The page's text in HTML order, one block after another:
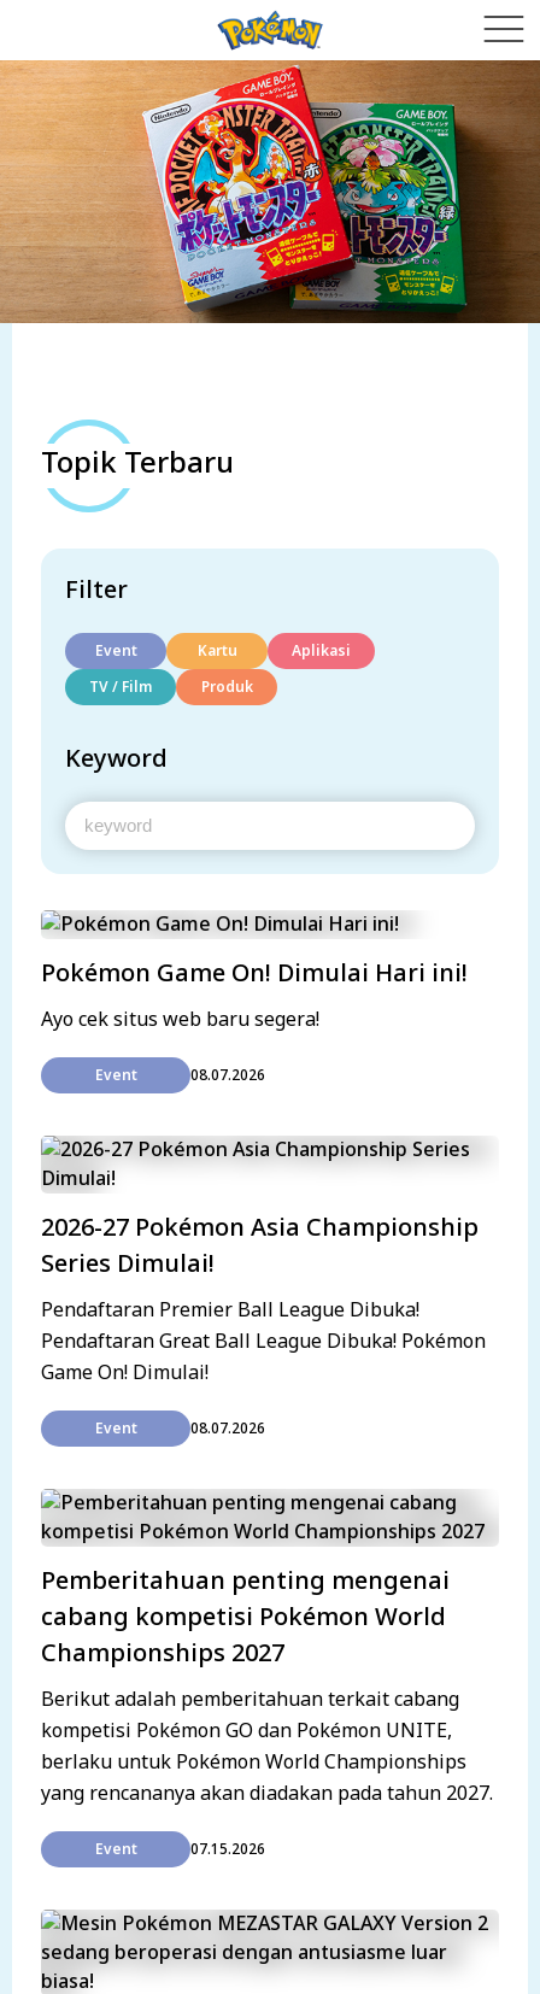
Topik Terbaru
Filter
Event Kartu
Aplikasi
TV / Film
Produk
Keyword
Pokémon Game On! Dimulai Hari ini!
Ayo cek situs web baru segera!
Event 08.07.2026
2026-27 Pokémon Asia Championship
Series Dimulai!
Pendaftaran Premier Ball League Dibuka!
Pendaftaran Great Ball League Dibuka! Pokémon
Game On! Dimulai!
Event 08.07.2026
Pemberitahuan penting mengenai
cabang kompetisi Pokémon World
Championships 2027
Berikut adalah pemberitahuan terkait cabang
kompetisi Pokémon GO dan Pokémon UNITE,
berlaku untuk Pokémon World Championships
yang rencananya akan diadakan pada tahun 2027.
Event 07.15.2026